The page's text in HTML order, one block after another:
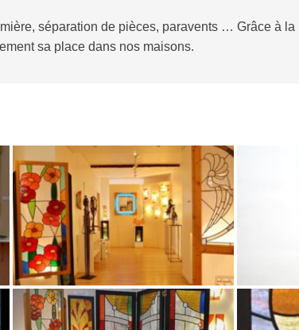
séparation de pièces, paravents … Grâce à la
sa place dans nos maisons.